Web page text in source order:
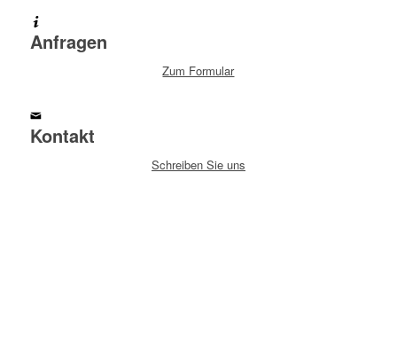
Anfragen
Zum Formular
Kontakt
Schreiben Sie uns